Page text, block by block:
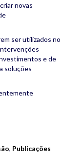
novas
ser utilizados no
e de
soluções
, Publicações